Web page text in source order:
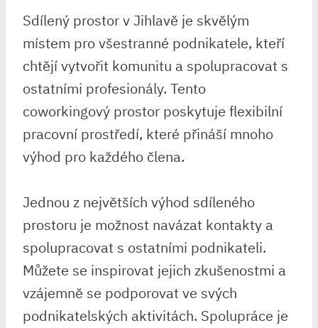
Sdílený prostor v Jihlavě je skvělým
místem pro všestranné podnikatele, kteří
chtějí vytvořit komunitu a spolupracovat s
ostatními profesionály. Tento
coworkingový prostor poskytuje flexibilní
pracovní prostředí, které přináší mnoho
výhod pro každého člena.
Jednou z největších výhod sdíleného
prostoru je možnost navázat kontakty a
spolupracovat s ostatními podnikateli.
Můžete se inspirovat jejich zkušenostmi a
vzájemně se podporovat ve svých
podnikatelských aktivitách. Spolupráce je